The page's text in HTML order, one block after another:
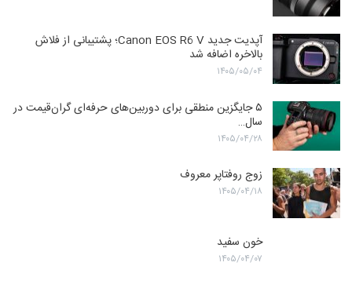
آپدیت جدید Canon EOS R6 V؛ پشتیبانی از فلاش
بالاخره اضافه شد
۱۴۰۵/۰۵/۰۴
۵ جایگزین منطقی برای دوربین‌های حرفه‌ای گران‌قیمت در
سال…
۱۴۰۵/۰۴/۲۸
زوج روفتاپر معروف
۱۴۰۵/۰۴/۱۸
خون سفید
۱۴۰۵/۰۴/۰۷